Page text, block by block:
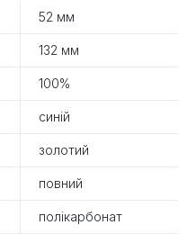
52 мм
132 мм
100%
синій
золотий
повний
полікарбонат